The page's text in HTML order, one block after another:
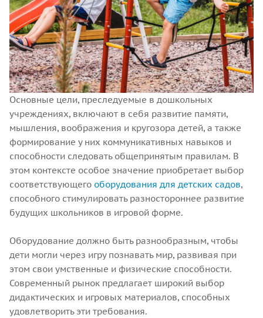
Основные цели, преследуемые в дошкольных
учреждениях, включают в себя развитие памяти,
мышления, воображения и кругозора детей, а также
формирование у них коммуникативных навыков и
способности следовать общепринятым правилам. В
этом контексте особое значение приобретает выбор
соответствующего оборудования для детских садов,
способного стимулировать разностороннее развитие
будущих школьников в игровой форме.
Оборудование должно быть разнообразным, чтобы
дети могли через игру познавать мир, развивая при
этом свои умственные и физические способности.
Современный рынок предлагает широкий выбор
дидактических и игровых материалов, способных
удовлетворить эти требования.